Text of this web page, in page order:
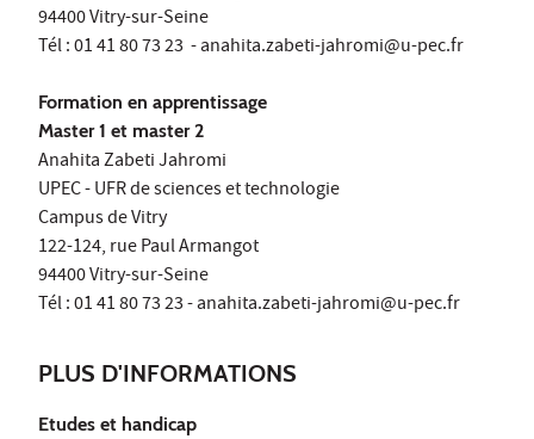
94400 Vitry-sur-Seine
Tél : 01 41 80 73 23 - anahita.zabeti-jahromi@u-pec.fr
Formation en apprentissage
Master 1 et master 2
Anahita Zabeti Jahromi
UPEC - UFR de sciences et technologie
Campus de Vitry
122-124, rue Paul Armangot
94400 Vitry-sur-Seine
Tél : 01 41 80 73 23 - anahita.zabeti-jahromi@u-pec.fr
PLUS D'INFORMATIONS
Etudes et handicap